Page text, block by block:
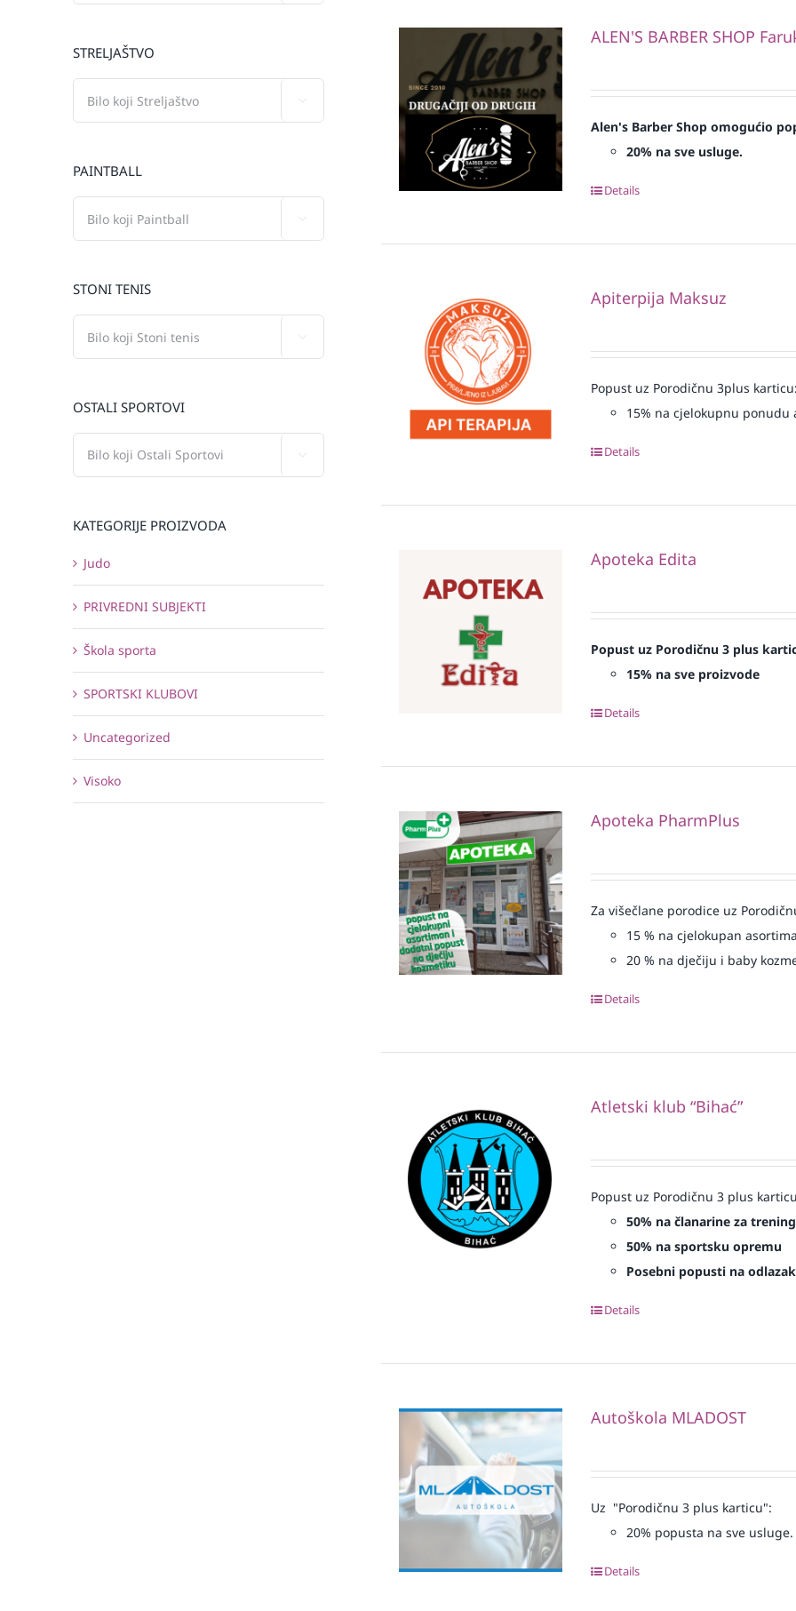
ALEN'S BARBER SHOP
Alen's Barber Shop omogućio
20% na sve usluge.
Details
Apiterpija Maksuz
Popust uz Porodičnu 3plus
15% na cjelokupnu ponudu
Details
Apoteka Edita
Popust uz Porodičnu 3 plus
15% na sve proizvode
Details
Apoteka PharmPlus
Za višečlane porodice uz
15 % na cjelokupan
20 % na dječiju i baby
Details
Atletski klub “Bihać”
Popust uz Porodičnu 3 plus
50% na članarine za
50% na sportsku opremu
Posebni popusti na
Details
Autoškola MLADOST
Uz "Porodičnu 3 plus karticu":
20% popusta na sve usluge.
Details
STRELJAŠTVO
PAINTBALL
STONI TENIS
OSTALI SPORTOVI
KATEGORIJE PROIZVODA
Judo
PRIVREDNI SUBJEKTI
Škola sporta
SPORTSKI KLUBOVI
Uncategorized
Visoko